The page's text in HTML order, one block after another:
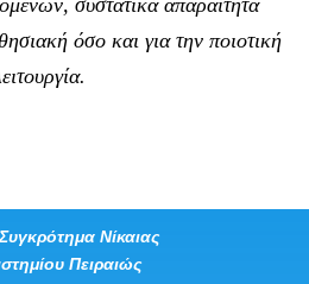
όσο και για την ποιοτική
Νίκαιας
Πειραιώς